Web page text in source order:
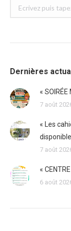
Dernières
« SOIRÉE
7 août
« Les
7 août
«
6 août